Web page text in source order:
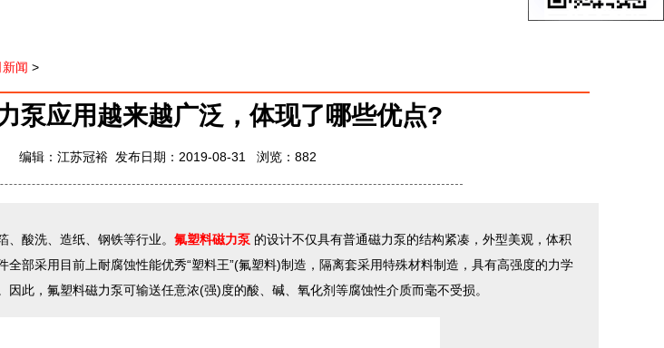
闻 >
泵应用越来越广泛，体现了哪些优点?
编辑：江苏冠裕 发布日期：2019-08-31 浏览： 882
酸洗、造纸、钢铁等行业。 氟塑料磁力泵 的设计不仅具有普通磁力泵的结构紧凑，外型美观，体积
部采用目前上耐腐蚀性能优秀“塑料王”(氟塑料)制造，隔离套采用特殊材料制造，具有高强度的力学
此，氟塑料磁力泵可输送任意浓(强)度的酸、碱、氧化剂等腐蚀性介质而毫不受损。